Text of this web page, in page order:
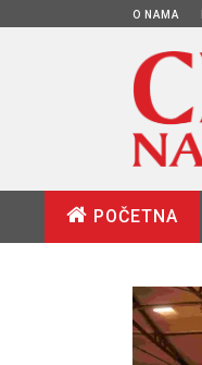
O NAMA
POČETNA